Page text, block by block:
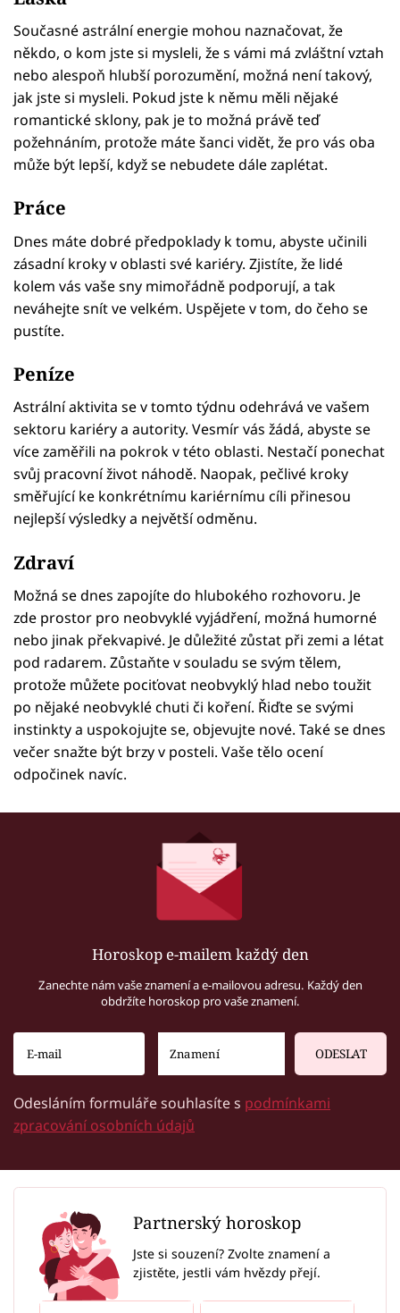
Současné astrální energie mohou naznačovat, že
někdo, o kom jste si mysleli, že s vámi má zvláštní vztah
nebo alespoň hlubší porozumění, možná není takový,
jak jste si mysleli. Pokud jste k němu měli nějaké
romantické sklony, pak je to možná právě teď
požehnáním, protože máte šanci vidět, že pro vás oba
může být lepší, když se nebudete dále zaplétat.
Práce
Dnes máte dobré předpoklady k tomu, abyste učinili
zásadní kroky v oblasti své kariéry. Zjistíte, že lidé
kolem vás vaše sny mimořádně podporují, a tak
neváhejte snít ve velkém. Uspějete v tom, do čeho se
pustíte.
Peníze
Astrální aktivita se v tomto týdnu odehrává ve vašem
sektoru kariéry a autority. Vesmír vás žádá, abyste se
více zaměřili na pokrok v této oblasti. Nestačí ponechat
svůj pracovní život náhodě. Naopak, pečlivé kroky
směřující ke konkrétnímu kariérnímu cíli přinesou
nejlepší výsledky a největší odměnu.
Zdraví
Možná se dnes zapojíte do hlubokého rozhovoru. Je
zde prostor pro neobvyklé vyjádření, možná humorné
nebo jinak překvapivé. Je důležité zůstat při zemi a létat
pod radarem. Zůstaňte v souladu se svým tělem,
protože můžete pociťovat neobvyklý hlad nebo toužit
po nějaké neobvyklé chuti či koření. Řiďte se svými
instinkty a uspokojujte se, objevujte nové. Také se dnes
večer snažte být brzy v posteli. Vaše tělo ocení
odpočinek navíc.
Horoskop e-mailem každý den
Zanechte nám vaše znamení a e-mailovou adresu. Každý den
obdržíte horoskop pro vaše znamení.
ODESLAT
Odesláním formuláře souhlasíte s podmínkami
zpracování osobních údajů
Partnerský horoskop
Jste si souzení? Zvolte znamení a
zjistěte, jestli vám hvězdy přejí.